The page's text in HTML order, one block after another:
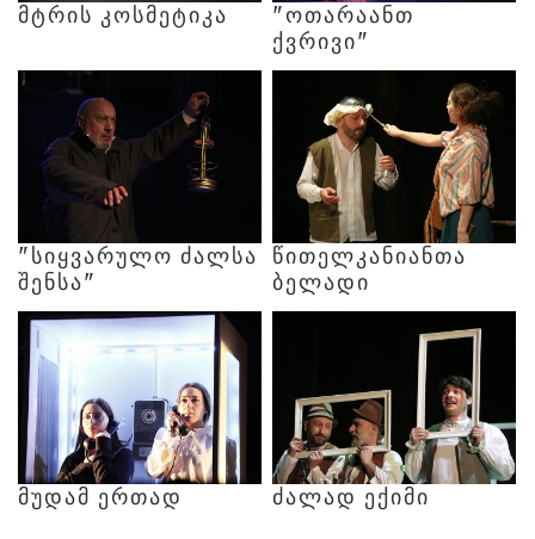
ᲛᲢᲠᲘᲡ ᲙᲝᲡᲛᲔᲢᲘᲙᲐ
"ᲝᲗᲐᲠᲐᲐᲜᲗ
ᲥᲕᲠᲘᲕᲘ"
"ᲡᲘᲧᲕᲐᲠᲣᲚᲝ ᲫᲐᲚᲡᲐ
ᲨᲔᲜᲡᲐ"
ᲬᲘᲗᲔᲚᲙᲐᲜᲘᲐᲜᲗᲐ
ᲑᲔᲚᲐᲓᲘ
ᲛᲣᲓᲐᲛ ᲔᲠᲗᲐᲓ ᲫᲐᲚᲐᲓ ᲔᲥᲘᲛᲘ